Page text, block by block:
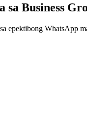
Business
epektibong WhatsApp